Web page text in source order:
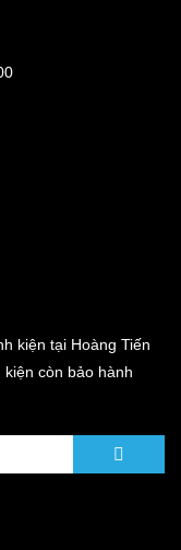
kiện tại Hoàng Tiến
còn bảo hành